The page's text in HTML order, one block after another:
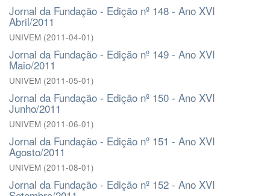
Jornal da Fundação - Edição nº 148 - Ano XVI
Abril/2011
UNIVEM (2011-04-01)
Jornal da Fundação - Edição nº 149 - Ano XVI
Maio/2011
UNIVEM (2011-05-01)
Jornal da Fundação - Edição nº 150 - Ano XVI
Junho/2011
UNIVEM (2011-06-01)
Jornal da Fundação - Edição nº 151 - Ano XVI
Agosto/2011
UNIVEM (2011-08-01)
Jornal da Fundação - Edição nº 152 - Ano XVI